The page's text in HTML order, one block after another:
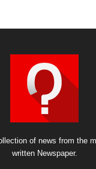
of news from the
written Newspaper.